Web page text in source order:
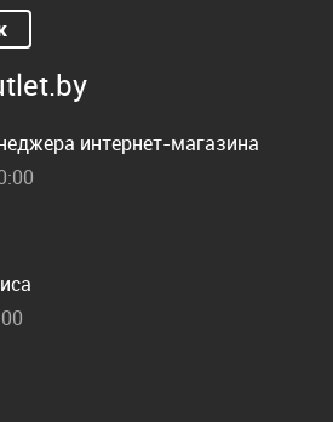
интернет-магазина